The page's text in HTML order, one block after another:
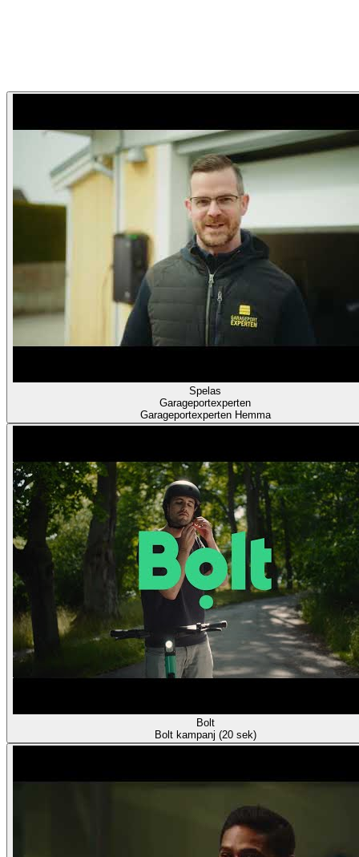
Garageportexperten
Spelas
Garageportexperten
Garageportexperten Hemma
Bolt
Bolt kampanj (20 sek)